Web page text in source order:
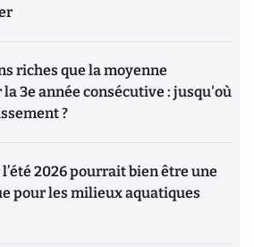
riches que la moyenne
3e année consécutive : jusqu'où
?
2026 pourrait bien être une
pour les milieux aquatiques